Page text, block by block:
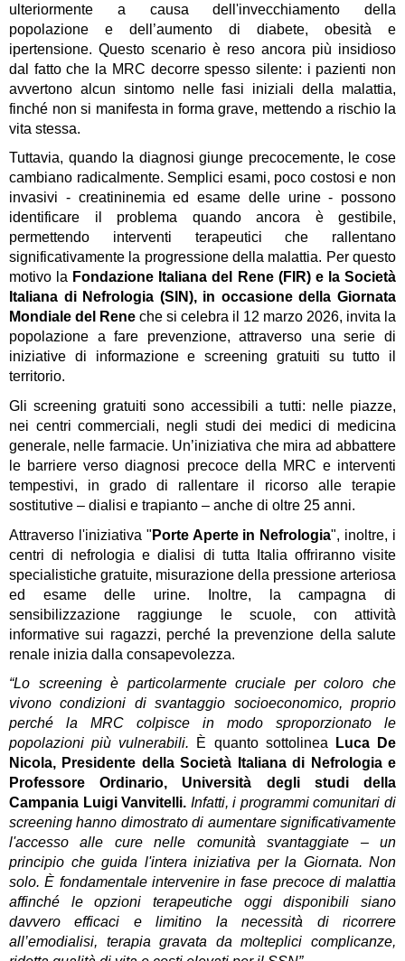
ulteriormente a causa dell'invecchiamento della
popolazione e dell’aumento di diabete, obesità e
ipertensione. Questo scenario è reso ancora più insidioso
dal fatto che la MRC decorre spesso silente: i pazienti non
finché non si manifesta in forma grave, mettendo a rischio la
vita stessa.
Tuttavia, quando la diagnosi giunge precocemente, le cose
cambiano radicalmente. Semplici esami, poco costosi e non
invasivi - creatininemia ed esame delle urine - possono
identificare il problema quando ancora è gestibile,
permettendo interventi terapeutici che rallentano
significativamente la progressione della malattia. Per questo
motivo la Fondazione Italiana del Rene (FIR) e la Società
Italiana di Nefrologia (SIN), in occasione della Giornata
Mondiale del Rene che si celebra il 12 marzo 2026, invita la
popolazione a fare prevenzione, attraverso una serie di
iniziative di informazione e screening gratuiti su tutto il
territorio.
Gli screening gratuiti sono accessibili a tutti: nelle piazze,
nei centri commerciali, negli studi dei medici di medicina
generale, nelle farmacie. Un’iniziativa che mira ad abbattere
le barriere verso diagnosi precoce della MRC e interventi
tempestivi, in grado di rallentare il ricorso alle terapie
sostitutive – dialisi e trapianto – anche di oltre 25 anni.
Attraverso l'iniziativa " Porte Aperte in Nefrologia", inoltre, i
centri di nefrologia e dialisi di tutta Italia offriranno visite
specialistiche gratuite, misurazione della pressione arteriosa
ed esame delle urine. Inoltre, la campagna di
sensibilizzazione raggiunge le scuole, con attività
informative sui ragazzi, perché la prevenzione della salute
renale inizia dalla consapevolezza.
“Lo screening è particolarmente cruciale per coloro che
vivono condizioni di svantaggio socioeconomico, proprio
perché la MRC colpisce in modo sproporzionato le
popolazioni più vulnerabili. È quanto sottolinea
Luca De
Nicola, Presidente della Società Italiana di Nefrologia e
Professore Ordinario, Università degli studi della
Campania Luigi Vanvitelli. Infatti, i programmi comunitari di
screening hanno dimostrato di aumentare significativamente
l'accesso alle cure nelle comunità svantaggiate – un
principio che guida l'intera iniziativa per la Giornata. Non
solo. È fondamentale intervenire in fase precoce di malattia
affinché le opzioni terapeutiche oggi disponibili siano
davvero efficaci e limitino la necessità di ricorrere
all’emodialisi, terapia gravata da molteplici complicanze,